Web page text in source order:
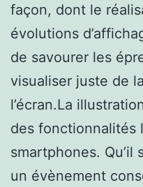
façon, dont le
évolutions
de savourer les
visualiser juste de
l’écran.La
des fonctionnalités
smartphones. Qu’il
un évènement